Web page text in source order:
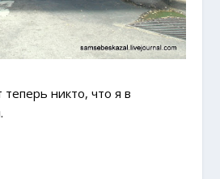
никто, что я в